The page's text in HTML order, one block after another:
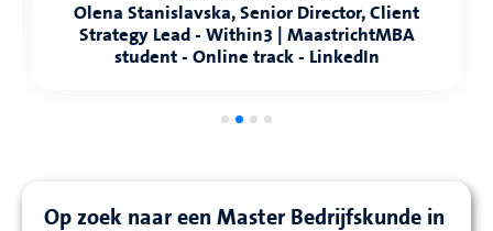
Olena Stanislavska, Senior Director, Client
Strategy Lead - Within3 | MaastrichtMBA
student - Online track - LinkedIn
Op zoek naar een Master Bedrijfskunde in